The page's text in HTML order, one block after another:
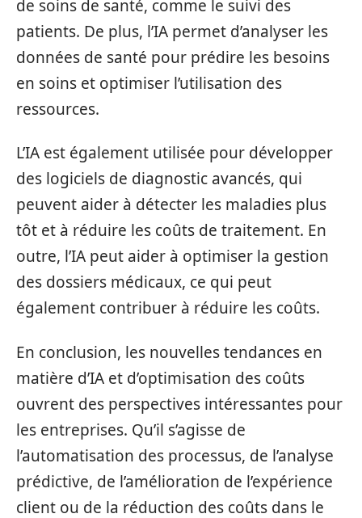
de soins de santé, comme le suivi des
patients. De plus, l’IA permet d’analyser les
données de santé pour prédire les besoins
en soins et optimiser l’utilisation des
ressources.
L’IA est également utilisée pour développer
des logiciels de diagnostic avancés, qui
peuvent aider à détecter les maladies plus
tôt et à réduire les coûts de traitement. En
outre, l’IA peut aider à optimiser la gestion
des dossiers médicaux, ce qui peut
également contribuer à réduire les coûts.
En conclusion, les nouvelles tendances en
matière d’IA et d’optimisation des coûts
ouvrent des perspectives intéressantes pour
les entreprises. Qu’il s’agisse de
l’automatisation des processus, de l’analyse
prédictive, de l’amélioration de l’expérience
client ou de la réduction des coûts dans le